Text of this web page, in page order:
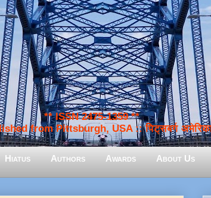
** ISSN 2475-1359 **
from Pittsburgh, USA :: पिट्सबर्ग अमेरिका
Hiatus Authors Awards About Us